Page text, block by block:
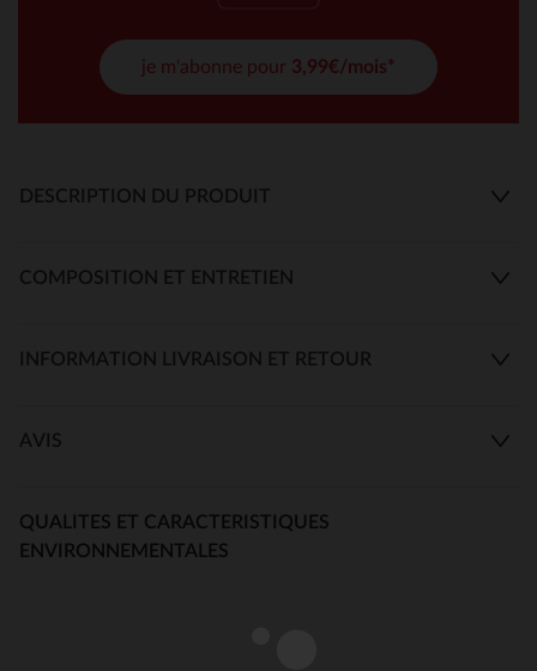
je m'abonne pour 3,99€/mois*
DESCRIPTION DU PRODUIT
COMPOSITION ET ENTRETIEN
INFORMATION LIVRAISON ET RETOUR
AVIS
QUALITES ET CARACTERISTIQUES
ENVIRONNEMENTALES